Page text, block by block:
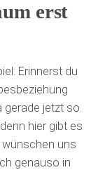
erst
Erinnerst du
gerade jetzt so.
hier gibt es
uns
genauso in